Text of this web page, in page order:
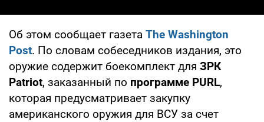
Об этом сообщает газета The Washington
Post. По словам собеседников издания, это
оружие содержит боекомплект для ЗРК
Patriot, заказанный по программе PURL,
которая предусматривает закупку
американского оружия для ВСУ за счет